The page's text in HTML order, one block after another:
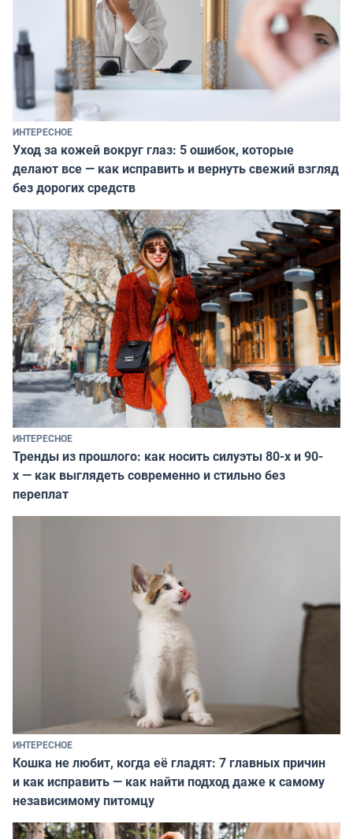
ИНТЕРЕСНОЕ
Уход за кожей вокруг глаз: 5 ошибок, которые
делают все — как исправить и вернуть свежий взгляд
без дорогих средств
ИНТЕРЕСНОЕ
Тренды из прошлого: как носить силуэты 80-х и 90-
х — как выглядеть современно и стильно без
переплат
ИНТЕРЕСНОЕ
Кошка не любит, когда её гладят: 7 главных причин
и как исправить — как найти подход даже к самому
независимому питомцу